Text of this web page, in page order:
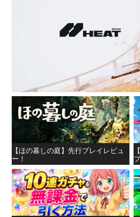
【ほの暮しの庭】先行プレイレビュ
ー！